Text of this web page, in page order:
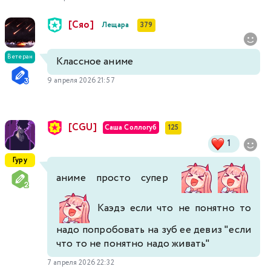
Ветеран
[Сяо] Лещара 379
Классное аниме
9 апреля 2026 21:57
Гуру
[CGU] Саша Соллогуб 125
1
аниме просто супер
Каэдэ если что не понятно то
надо попробовать на зуб ее девиз "если
что то не понятно надо живать"
7 апреля 2026 22:32